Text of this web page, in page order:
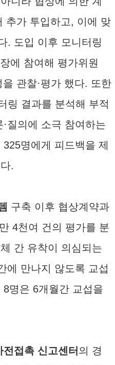
추가 투입하고, 이에 맞
. 도입 이후 모니터링
에 참여해 평가위원
관찰·평가 했다. 또한
링 결과를 분석해 부적
질의에 소극 참여하는
명에게 피드백을 제
.
구축 이후 협상계약과
4천여 건의 평가를 분
간 유착이 의심되는
에 만나지 않도록 교섭
명은 6개월간 교섭을
전접촉 신고센터 의 경